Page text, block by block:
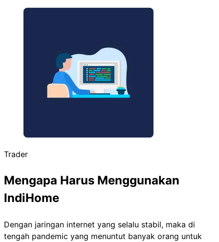
Trader
Mengapa Harus Menggunakan
IndiHome
Dengan jaringan internet yang selalu stabil, maka di
tengah pandemic yang menuntut banyak orang untuk